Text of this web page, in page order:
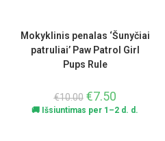
Mokyklinis penalas ‘Šunyčiai
patruliai’ Paw Patrol Girl
Pups Rule
€10.00 €7.50
🚚 Išsiuntimas per 1–2 d. d.